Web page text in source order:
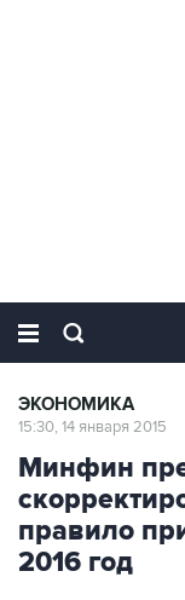
ЭКОНОМИКА
15:30, 14 января 2015
Минфин
правило
2016 год